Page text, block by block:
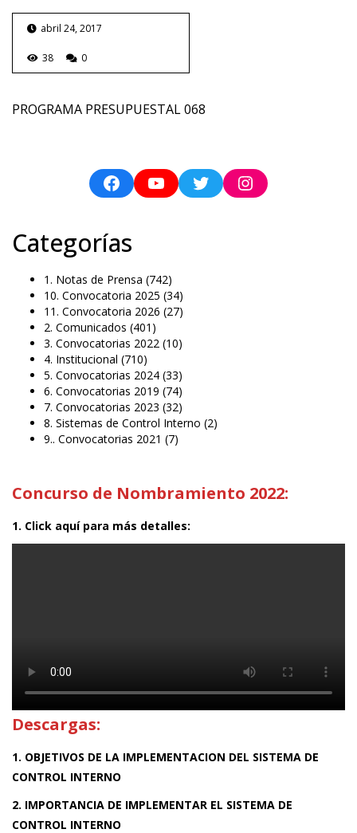
abril 24, 2017
38 0
PROGRAMA PRESUPUESTAL 068
Categorías
1. Notas de Prensa (742)
10. Convocatoria 2025 (34)
11. Convocatoria 2026 (27)
2. Comunicados (401)
3. Convocatorias 2022 (10)
4. Institucional (710)
5. Convocatorias 2024 (33)
6. Convocatorias 2019 (74)
7. Convocatorias 2023 (32)
8. Sistemas de Control Interno (2)
9.. Convocatorias 2021 (7)
Concurso de Nombramiento 2022:
1. Click aquí para más detalles:
Descargas:
1. OBJETIVOS DE LA IMPLEMENTACION DEL SISTEMA DE
CONTROL INTERNO
2. IMPORTANCIA DE IMPLEMENTAR EL SISTEMA DE
CONTROL INTERNO